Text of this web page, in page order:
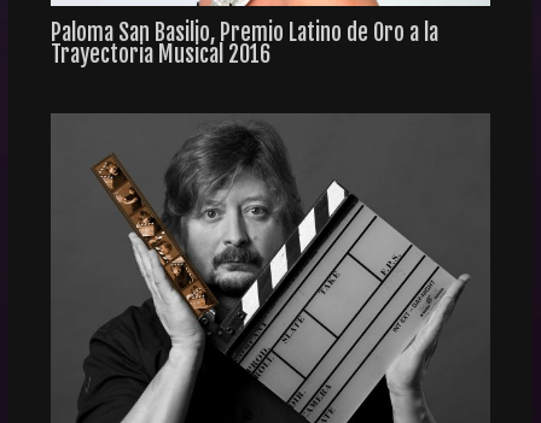
Paloma San Basilio, Premio Latino de Oro a la
Trayectoria Musical 2016